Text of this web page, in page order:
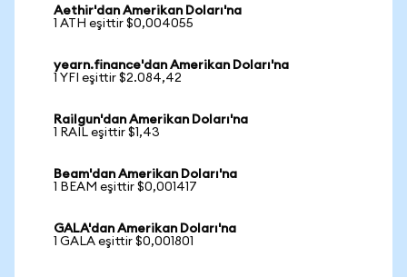
Aethir'dan Amerikan Doları'na
1 ATH eşittir $0,004055
yearn.finance'dan Amerikan Doları'na
1 YFI eşittir $2.084,42
Railgun'dan Amerikan Doları'na
1 RAIL eşittir $1,43
Beam'dan Amerikan Doları'na
1 BEAM eşittir $0,001417
GALA'dan Amerikan Doları'na
1 GALA eşittir $0,001801